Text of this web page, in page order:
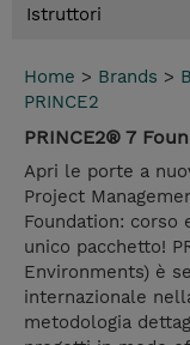
Istruttori
Home > Brands >
PRINCE2
PRINCE2® 7
Apri le porte a
Project
Foundation: corso
unico pacchetto!
Environments) è
internazionale
metodologia